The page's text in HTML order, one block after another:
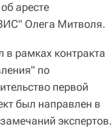
аресте
Олега Митволя.
рамках контракта
по
первой
был направлен в
экспертов.